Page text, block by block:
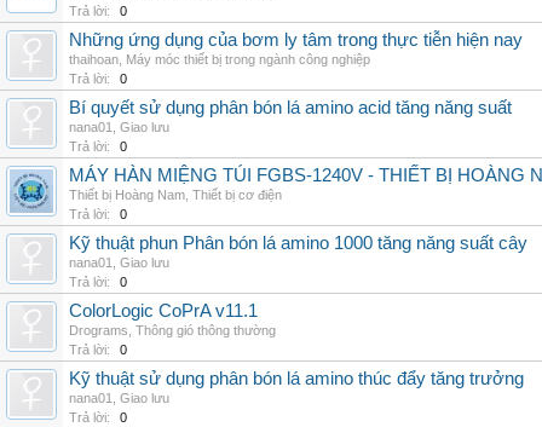
Trả lời:
0
Những ứng dụng của bơm ly tâm trong thực tiễn hiện nay
thaihoan Máy móc thiết bị trong ngành công nghiệp
Trả lời:
0
Bí quyết sử dụng phân bón lá amino acid tăng năng suất
nana01
Giao lưu
Trả lời:
0
MÁY HÀN MIỆNG TÚI FGBS-1240V - THIẾT BỊ HOÀNG
Thiết bị Hoàng Nam Thiết bị cơ điện
Trả lời:
0
Kỹ thuật phun Phân bón lá amino 1000 tăng năng suất cây
nana01
Giao lưu
Trả lời:
0
ColorLogic CoPrA v11.1
Drograms Thông gió thông thường
Trả lời:
0
Kỹ thuật sử dụng phân bón lá amino thúc đẩy tăng trưởng
nana01
Giao lưu
Trả lời:
0